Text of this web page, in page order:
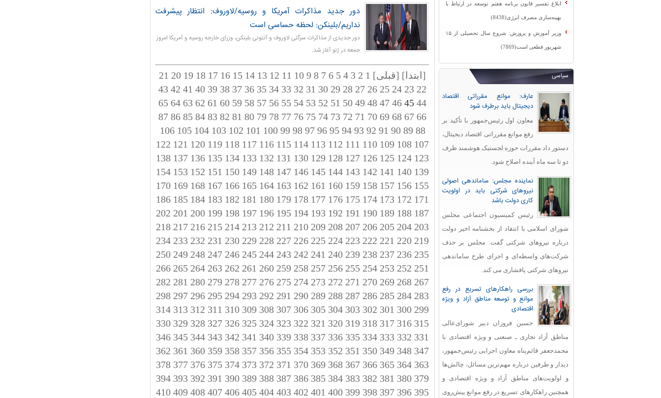
ابلاغ تفسیر قانون برنامه هفتم توسعه در ارتباط با
بهینه‌سازی مصرف انرژی(8438)
وزیر آموزش و پرورش: شروع سال تحصیلی از ۱۵
شهریور قطعی است(7869)
سیاسی
عارف: موانع مقرراتی اقتصاد
دیجیتال باید برطرف شود
معاون اول رئیس‌جمهور با تأکید بر
رفع موانع مقرراتی اقتصاد دیجیتال،
دستور داد مقررات حوزه لجستیک هوشمند ظرف
دو تا سه ماه آینده اصلاح شود.
نماینده مجلس: ساماندهی اصولی
نیروهای شرکتی باید در اولویت
کاری دولت باشد
رئیس کمیسیون اجتماعی مجلس
شورای اسلامی با انتقاد از بخشنامه اخیر دولت
درباره نیروهای شرکتی گفت: مجلس بر حذف
شرکت‌های واسطه‌ای و اجرای طرح ساماندهی
نیروهای شرکتی پافشاری می کند.
بررسی راهکارهای تسریع در رفع
موانع و توسعه مناطق آزاد و ویژه
اقتصادی
حسین فروزان دبیر شورای‌عالی
مناطق آزاد تجاری ـ صنعتی و ویژه اقتصادی با
محمدجعفر قائم‌پناه معاون اجرایی رئیس‌جمهور،
دیدار و طرفین درباره مهم‌ترین مسائل، چالش‌ها
و اولویت‌های مناطق آزاد و ویژه اقتصادی و
همچنین راهکارهای تسریع در رفع موانع پیش‌روی
دور جدید مذاکرات آمریکا و روسیه/لاوروف: انتظار پیشرفت
نداریم/بلینکن: لحظه حساسی است
دور جدیدی از مذاکرات سرگئی لاوروف و آنتونی بلینکن، وزرای خارجه روسیه و آمریکا امروز
جمعه در ژنو آغاز شد.
[ابتدا] [قبلی] 1
2
3
4
5
6
7
8
9
10
11
12
13
14
15
16
17
18
19
20
21
22
23
24
25
26
27
28
29
30
31
32
33
34
35
36
37
38
39
40
41
42
43
44
46
47
48
49
50
51
52
53
54
55
56
57
58
59
60
61
62
63
64
65
66
67
68
69
70
71
72
73
74
75
76
77
78
79
80
81
82
83
84
85
86
87
88
89
90
91
92
93
94
95
96
97
98
99
100
101
102
103
104
105
106
107
108
109
110
111
112
113
114
115
116
117
118
119
120
121
122
123
124
125
126
127
128
129
130
131
132
133
134
135
136
137
138
139
140
141
142
143
144
145
146
147
148
149
150
151
152
153
154
155
156
157
158
159
160
161
162
163
164
165
166
167
168
169
170
171
172
173
174
175
176
177
178
179
180
181
182
183
184
185
186
187
188
189
190
191
192
193
194
195
196
197
198
199
200
201
202
203
204
205
206
207
208
209
210
211
212
213
214
215
216
217
218
219
220
221
222
223
224
225
226
227
228
229
230
231
232
233
234
235
236
237
238
239
240
241
242
243
244
245
246
247
248
249
250
251
252
253
254
255
256
257
258
259
260
261
262
263
264
265
266
267
268
269
270
271
272
273
274
275
276
277
278
279
280
281
282
283
284
285
286
287
288
289
290
291
292
293
294
295
296
297
298
299
300
301
302
303
304
305
306
307
308
309
310
311
312
313
314
315
316
317
318
319
320
321
322
323
324
325
326
327
328
329
330
331
332
333
334
335
336
337
338
339
340
341
342
343
344
345
346
347
348
349
350
351
352
353
354
355
356
357
358
359
360
361
362
363
364
365
366
367
368
369
370
371
372
373
374
375
376
377
378
379
380
381
382
383
384
385
386
387
388
389
390
391
392
393
394
395
396
397
398
399
400
401
402
403
404
405
406
407
408
409
410